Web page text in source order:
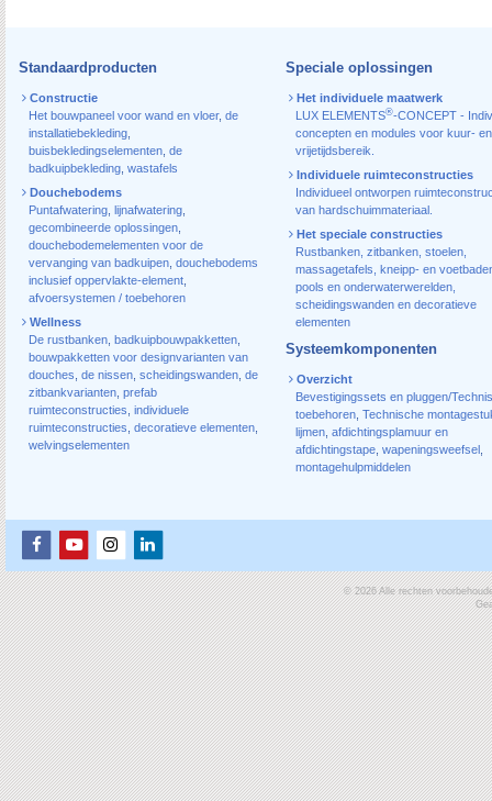
Standaardproducten
Constructie
Het bouwpaneel voor wand en vloer, de
installatiebekleding,
buisbekledingselementen, de
badkuipbekleding, wastafels
Douchebodems
Puntafwatering lijnafwatering
gecombineerde oplossingen
douchebodemelementen voor de
vervanging van badkuipen douchebodems
inclusief oppervlakte-element
afvoersystemen / toebehoren
Wellness
De rustbanken badkuipbouwpakketten
bouwpakketten voor designvarianten van
douches de nissen scheidingswanden de
zitbankvarianten prefab
ruimteconstructies individuele
ruimteconstructies decoratieve elementen
welvingselementen
Speciale oplossingen
Het individuele maatwerk
LUX ELEMENTS®-CONCEPT -
concepten en modules voor kuur- en
vrijetijdsbereik.
Individuele ruimteconstructies
Individueel ontworpen
van hardschuimmateriaal.
Het speciale constructies
Rustbanken, zitbanken, stoelen,
massagetafels, kneipp- en
pools en onderwaterwerelden,
scheidingswanden en decoratieve
elementen
Systeemkomponenten
Overzicht
Bevestigingssets en pluggen/
toebehoren, Technische
lijmen, afdichtingsplamuur en
afdichtingstape, wapeningsweefsel,
montagehulpmiddelen
© 2026 Alle rechten